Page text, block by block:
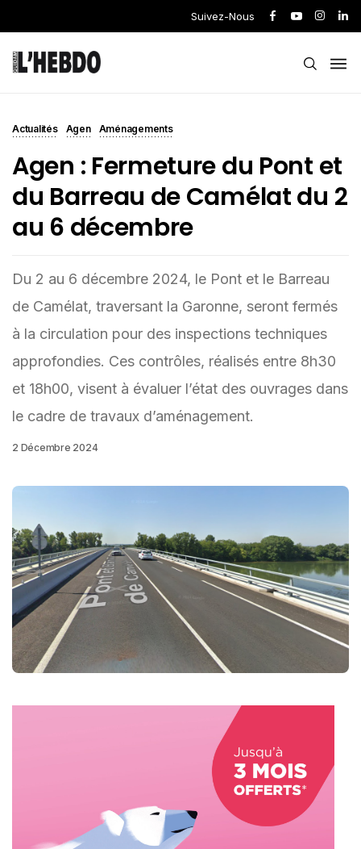
Suivez-Nous
Actualités Agen Aménagements
Agen : Fermeture du Pont et
du Barreau de Camélat du 2
au 6 décembre
Du 2 au 6 décembre 2024, le Pont et le Barreau
de Camélat, traversant la Garonne, seront fermés
à la circulation pour des inspections techniques
approfondies. Ces contrôles, réalisés entre 8h30
et 18h00, visent à évaluer l’état des ouvrages dans
le cadre de travaux d’aménagement.
2 Décembre 2024